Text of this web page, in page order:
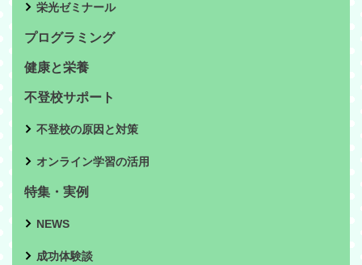
栄光ゼミナール
プログラミング
健康と栄養
不登校サポート
不登校の原因と対策
オンライン学習の活用
特集・実例
NEWS
成功体験談